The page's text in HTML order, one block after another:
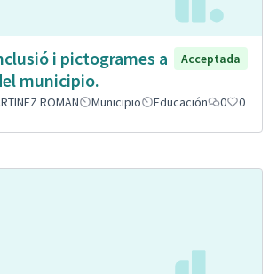
i pictogrames a
municipio.
Acceptada
ROMAN Municipio Educación 0 0